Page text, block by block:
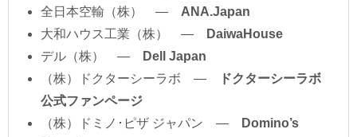
全日本空輸（株） ― ANA.Japan
大和ハウス工業（株） ―
DaiwaHouse
デル（株） ―
Dell Japan
（株）ドクターシーラボ ―
ドクターシーラボ
公式ファンページ
（株）ドミノ･ピザ ジャパン ―
Domino’s